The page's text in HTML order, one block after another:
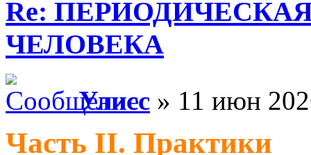
Re:
ЧЕЛОВЕКА
Улисс » 11 июн
Часть II. Практики